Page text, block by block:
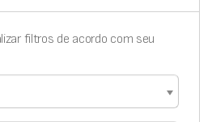
filtros de acordo com seu